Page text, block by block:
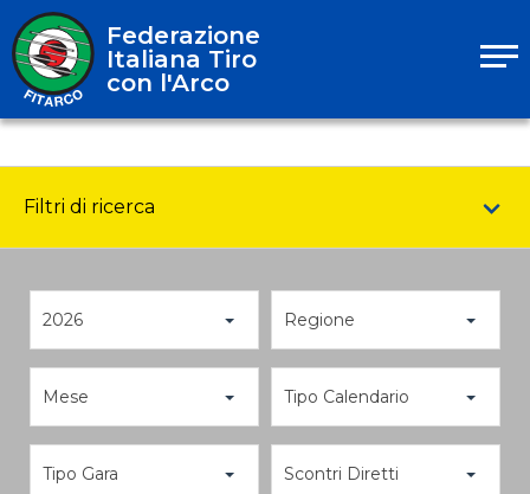
Federazione
Italiana Tiro
con l'Arco
Filtri di ricerca
2026 Regione
Mese Tipo Calendario
Tipo Gara Scontri Diretti